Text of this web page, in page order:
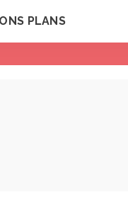
PLANS